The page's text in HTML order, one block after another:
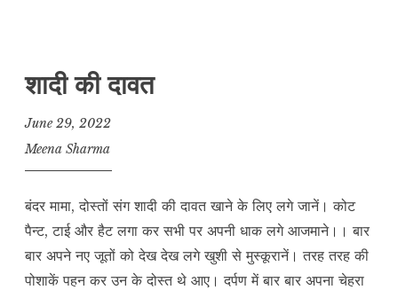
शादी की दावत
June 29, 2022
Meena Sharma
बंदर मामा, दोस्तों संग शादी की दावत खाने के लिए लगे जानें। कोट
पैन्ट, टाई और हैट लगा कर सभी पर अपनी धाक लगे आजमाने।। बार
बार अपने नए जूतों को देख देख लगे खुशी से मुस्कूरानें। तरह तरह की
पोशाकें पहन कर उन के दोस्त थे आए। दर्पण में बार बार अपना चेहरा